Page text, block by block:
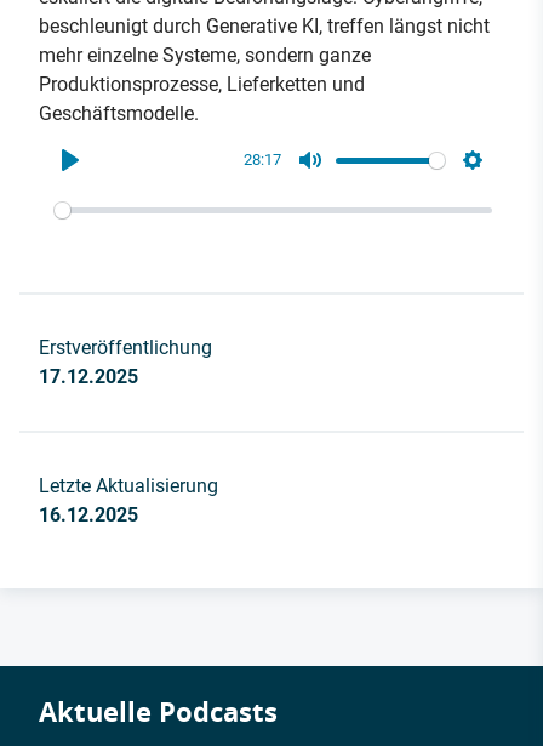
beschleunigt durch Generative KI, treffen längst nicht
mehr einzelne Systeme, sondern ganze
Produktionsprozesse, Lieferketten und
Geschäftsmodelle.
28:17
Erstveröffentlichung
17.12.2025
Letzte Aktualisierung
16.12.2025
Aktuelle Podcasts